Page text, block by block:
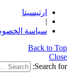
ارتيسيتا
|
سياسة
Back to Top
Close
Search for: